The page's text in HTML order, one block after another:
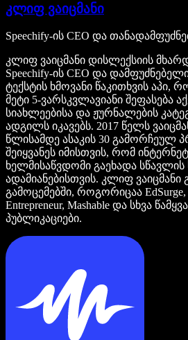
კლიფ ვაიცმანი
Speechify-ის CEO და
კლიფ ვაიცმანი დისლექსიის
Speechify-ის CEO და
ტექსტის ხმოვანი წაკითხვის აპი,
მეტი 5-ვარსკვლავიანი შეფასება
სიახლეებისა და ჟურნალების
ადგილს იკავებს. 2017 წელს
წლისამდე ასაკის 30 გამორჩეულ
შეიყვანეს იმისთვის, რომ
ხელმისაწვდომი გაეხადა
ადამიანებისთვის. კლიფ ვაიცმანი
გამოცემებში, როგორიცაა EdSurge,
Entrepreneur, Mashable და სხვა
პუბლიკაციები.